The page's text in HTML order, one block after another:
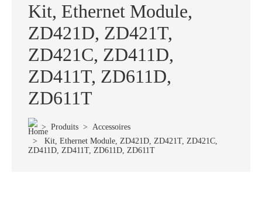
Kit, Ethernet Module,
ZD421D, ZD421T,
ZD421C, ZD411D,
ZD411T, ZD611D,
ZD611T
> Produits > Accessoires
> Kit, Ethernet Module, ZD421D, ZD421T, ZD421C,
ZD411D, ZD411T, ZD611D, ZD611T